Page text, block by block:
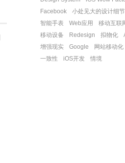
Facebook
小处见大的设计细节
智能手表
Web应用
移动互联
移动设备
Redesign 拟物化
增强现实
Google 网站移动化
一致性
iOS开发 情境